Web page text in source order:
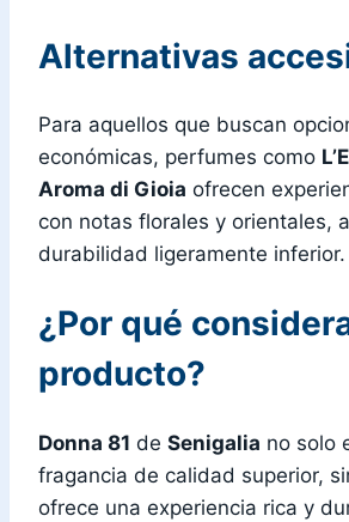
Alternativas
Para aquellos que buscan
económicas, perfumes como
Aroma di Gioia ofrecen
con notas florales y orientales,
durabilidad ligeramente inferior.
¿Por qué
producto?
Donna 81 de Senigalia no solo
fragancia de calidad superior,
ofrece una experiencia rica y